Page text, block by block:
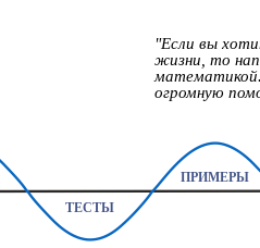
"Если вы
жизни, то
огромную
ПРИМЕРЫ
ТЕСТЫ